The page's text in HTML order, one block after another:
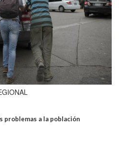
problemas a la población